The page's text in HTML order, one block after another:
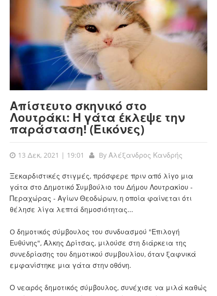
Απίστευτο σκηνικό στο
Λουτράκι: Η γάτα έκλεψε την
παράσταση! (Εικόνες)
13 Δεκ, 2021 | 19:01 By Αλέξανδρος Κανδρής
Ξεκαρδιστικές στιγμές, πρόσφερε πριν από λίγο μια
γάτα στο Δημοτικό Συμβούλιο του Δήμου Λουτρακίου -
Περαχώρας - Αγίων Θεοδώρων, η οποία φαίνεται ότι
θέλησε λίγα λεπτά δημοσιότητας...
O δημοτικός σύμβουλος του συνδυασμού "Επιλογή
Ευθύνης", Άλκης Δρίτσας, μιλούσε στη διάρκεια της
συνεδρίασης του δημοτικού συμβουλίου, όταν ξαφνικά
εμφανίστηκε μια γάτα στην οθόνη.
Ο νεαρός δημοτικός σύμβουλος, συνέχισε να μιλά καθώς